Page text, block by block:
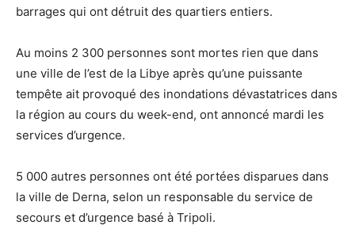
barrages qui ont détruit des quartiers entiers.
Au moins 2 300 personnes sont mortes rien que dans
une ville de l’est de la Libye après qu’une puissante
tempête ait provoqué des inondations dévastatrices dans
la région au cours du week-end, ont annoncé mardi les
services d’urgence.
5 000 autres personnes ont été portées disparues dans
la ville de Derna, selon un responsable du service de
secours et d’urgence basé à Tripoli.